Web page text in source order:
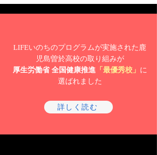
LIFEいのちのプログラムが実施された鹿
児島曽於高校の取り組みが
厚生労働省 全国健康推進 「最優秀校」 に
選ばれました
詳しく読む